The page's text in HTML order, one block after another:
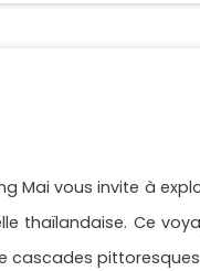
Mai vous invite à
thaïlandaise. Ce
cascades